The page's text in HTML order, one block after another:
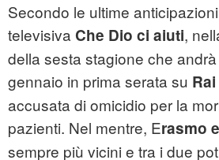
Secondo le ultime
televisiva Che Dio ci aiuti,
della sesta stagione che
gennaio in prima serata su Rai
accusata di omicidio per la
pazienti. Nel mentre, Erasmo
sempre più vicini e tra i due